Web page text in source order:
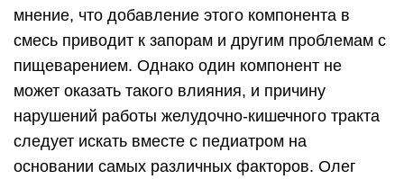
мнение, что добавление этого компонента в
смесь приводит к запорам и другим проблемам с
пищеварением. Однако один компонент не
может оказать такого влияния, и причину
нарушений работы желудочно-кишечного тракта
следует искать вместе с педиатром на
основании самых различных факторов. Олег